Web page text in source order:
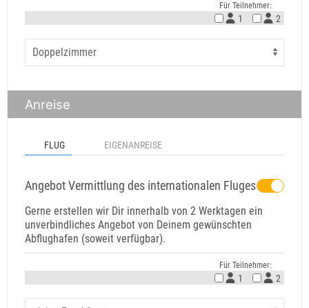
Für Teilnehmer:
1 2
Anreise
FLUG EIGENANREISE
Angebot Vermittlung des internationalen Fluges
Gerne erstellen wir Dir innerhalb von 2 Werktagen ein
unverbindliches Angebot von Deinem gewünschten
Abflughafen (soweit verfügbar).
Für Teilnehmer:
1 2